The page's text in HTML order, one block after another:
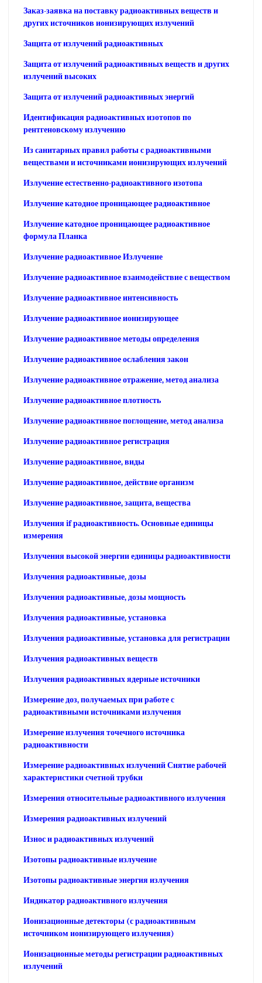
Заказ-заявка на поставку радиоактивных веществ и
других источников ионизирующих излучений
Защита от излучений радиоактивных
Защита от излучений радиоактивных веществ и других
излучений высоких
Защита от излучений радиоактивных энергий
Идентификация радиоактивных изотопов по
рентгеновскому излучению
Из санитарных правил работы с радиоактивными
веществами и источниками ионизирующих излучений
Излучение естественно-радиоактивного изотопа
Излучение катодное проницающее радиоактивное
Излучение катодное проницающее радиоактивное
формула Планка
Излучение радиоактивное Излучение
Излучение радиоактивное взаимодействие с веществом
Излучение радиоактивное интенсивность
Излучение радиоактивное ионизирующее
Излучение радиоактивное методы определения
Излучение радиоактивное ослабления закон
Излучение радиоактивное отражение, метод анализа
Излучение радиоактивное плотность
Излучение радиоактивное поглощение, метод анализа
Излучение радиоактивное регистрация
Излучение радиоактивное, виды
Излучение радиоактивное, действие организм
Излучение радиоактивное, защита, вещества
Излучения if радиоактивность. Основные единицы
измерения
Излучения высокой энергии единицы радиоактивности
Излучения радиоактивные, дозы
Излучения радиоактивные, дозы мощность
Излучения радиоактивные, установка
Излучения радиоактивные, установка для регистрации
Излучения радиоактивных веществ
Излучения радиоактивных ядерные источники
Измерение доз, получаемых при работе с
радиоактивными источниками излучения
Измерение излучения точечного источника
радиоактивности
Измерение радиоактивных излучений Снятие рабочей
характеристики счетной трубки
Измерения относительные радиоактивного излучения
Измерения радиоактивных излучений
Износ и радиоактивных излучений
Изотопы радиоактивные излучение
Изотопы радиоактивные энергия излучения
Индикатор радиоактивного излучения
Ионизационные детекторы (с радиоактивным
источником ионизирующего излучения)
Ионизационные методы регистрации радиоактивных
излучений